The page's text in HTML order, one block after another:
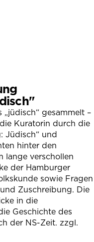
gesammelt –
Kuratorin durch die
Jüdisch“ und
hinter den
lange verschollen
der Hamburger
sowie Fragen
Zuschreibung. Die
in die
Geschichte des
der NS-Zeit. zzgl.